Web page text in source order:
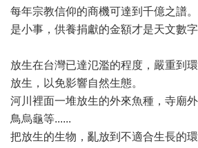
每年宗教信仰的商機可達到千億之譜
是小事，供養捐獻的金額才是天文數字
放生在台灣已達氾濫的程度，嚴重到
放生，以免影響自然生態。
河川裡面一堆放生的外來魚種，寺廟
鳥烏龜等......
把放生的生物，亂放到不適合生長的